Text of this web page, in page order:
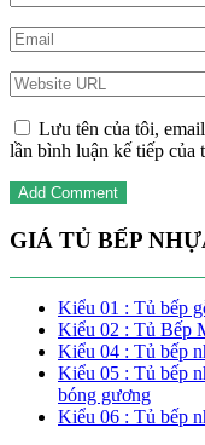
Lưu tên của tôi,
lần bình luận kế tiếp của
GIÁ TỦ BẾP
Kiểu 01 : Tủ bếp
Kiểu 02 : Tủ Bếp
Kiểu 04 : Tủ bếp
Kiểu 05 : Tủ bếp
bóng gương
Kiểu 06 : Tủ bếp